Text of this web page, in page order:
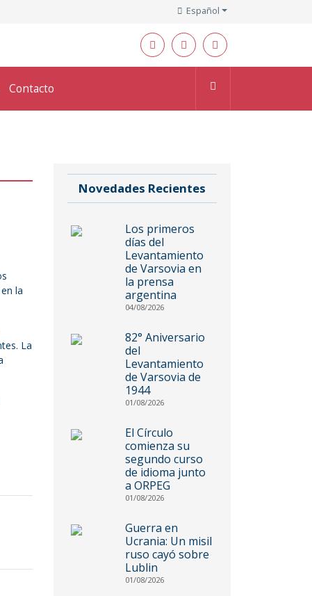
Español
Contacto
la
La
Novedades Recientes
Los primeros
días del
Levantamiento
de Varsovia en
la prensa
argentina
04/08/2026
82° Aniversario
del
Levantamiento
de Varsovia de
1944
01/08/2026
El Círculo
comienza su
segundo curso
de idioma junto
a ORPEG
01/08/2026
Guerra en
Ucrania: Un misil
ruso cayó sobre
Lublin
01/08/2026